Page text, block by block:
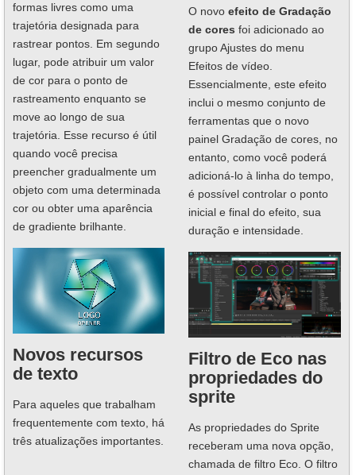
formas livres como uma
trajetória designada para
rastrear pontos. Em segundo
lugar, pode atribuir um valor
de cor para o ponto de
rastreamento enquanto se
move ao longo de sua
trajetória. Esse recurso é útil
quando você precisa
preencher gradualmente um
objeto com uma determinada
cor ou obter uma aparência
de gradiente brilhante.
Novos recursos
de texto
Para aqueles que trabalham
frequentemente com texto, há
três atualizações importantes.
O novoefeito de Gradação
de cores foi adicionado ao
grupo Ajustes do menu
Efeitos de vídeo.
Essencialmente, este efeito
inclui o mesmo conjunto de
ferramentas que o novo
painel Gradação de cores, no
entanto, como você poderá
adicioná-lo à linha do tempo,
é possível controlar o ponto
inicial e final do efeito, sua
duração e intensidade.
Filtro de Eco nas
propriedades do
sprite
As propriedades do Sprite
receberam uma nova opção,
chamada de filtro Eco. O filtro